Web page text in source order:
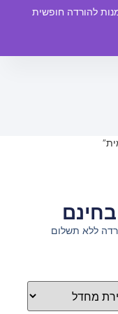
להורדה חופשית
ללא תשלום